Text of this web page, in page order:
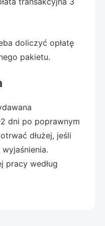
doliczyć opłatę
pakietu.
dni po poprawnym
dłużej, jeśli
pracy według